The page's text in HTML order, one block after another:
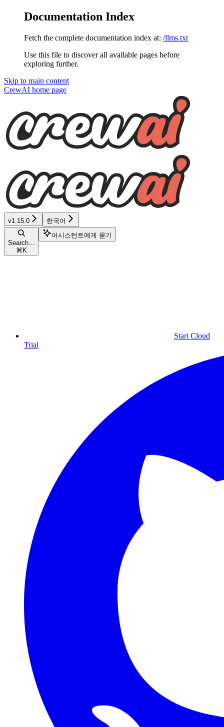
Documentation Index
Fetch the complete documentation index at: /llms.txt
Use this file to discover all available pages before
exploring further.
Skip to main content
CrewAI home page
v1.15.0 한국어
Search...
⌘ K
어시스턴트에게 묻기
Start Cloud
Trial